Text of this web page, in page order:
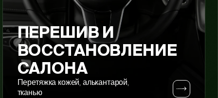
ПЕРЕШИВ И
ВОССТАНОВЛЕНИЕ
САЛОНА
Перетяжка кожей, алькантарой,
тканью